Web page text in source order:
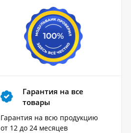
Гарантия на все
товары
Гарантия на всю продукцию
от 12 до 24 месяцев